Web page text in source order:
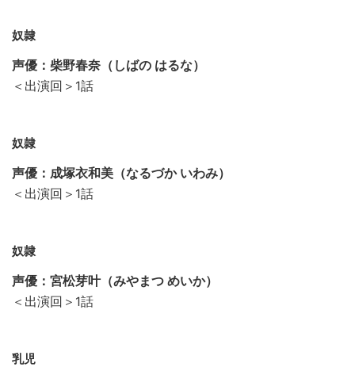
奴隷
声優：柴野春奈（しばの はるな）
＜出演回＞1話
奴隷
声優：成塚衣和美（なるづか いわみ）
＜出演回＞1話
奴隷
声優：宮松芽叶（みやまつ めいか）
＜出演回＞1話
乳児